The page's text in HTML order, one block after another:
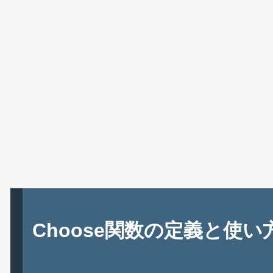
Choose関数の定義と使い